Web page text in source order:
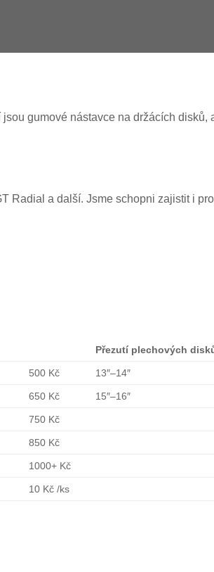
gumové nástavce na držácích disků,
Radial a další. Jsme schopni zajistit i
Přezutí plechových
500 Kč 13″–14″
650 Kč 15″–16″
750 Kč
850 Kč
1000+ Kč
10 Kč /ks